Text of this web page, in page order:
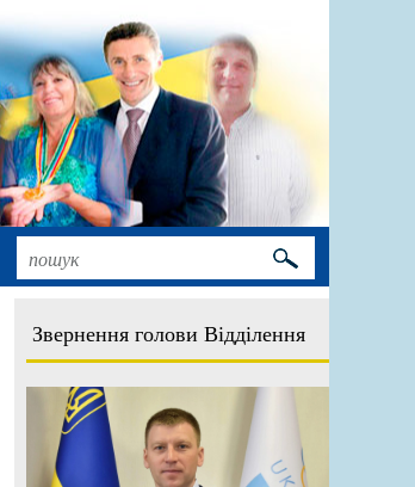
Звернення голови Відділення